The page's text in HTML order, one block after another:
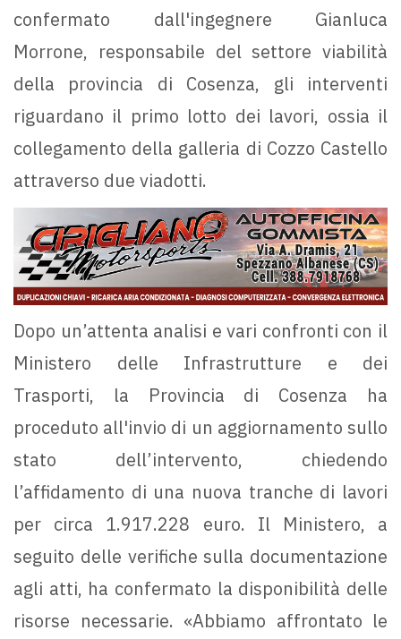
confermato dall'ingegnere Gianluca
Morrone, responsabile del settore viabilità
della provincia di Cosenza, gli interventi
riguardano il primo lotto dei lavori, ossia il
collegamento della galleria di Cozzo Castello
attraverso due viadotti.
Dopo un’attenta analisi e vari confronti con il
Ministero delle Infrastrutture e dei
Trasporti, la Provincia di Cosenza ha
proceduto all'invio di un aggiornamento sullo
stato dell’intervento, chiedendo
l’affidamento di una nuova tranche di lavori
per circa 1.917.228 euro. Il Ministero, a
seguito delle verifiche sulla documentazione
agli atti, ha confermato la disponibilità delle
risorse necessarie. «Abbiamo affrontato le